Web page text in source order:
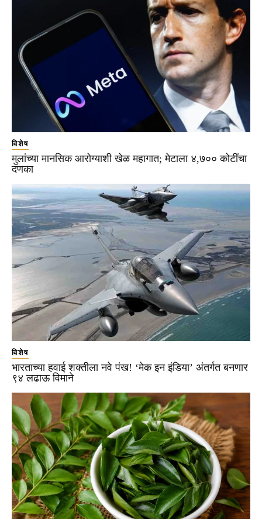
विशेष
मुलांच्या मानसिक आरोग्याशी खेळ महागात; मेटाला ४,७०० कोटींचा
दणका
विशेष
भारताच्या हवाई शक्तीला नवे पंख! ‘मेक इन इंडिया’ अंतर्गत बनणार
९४ लढाऊ विमाने